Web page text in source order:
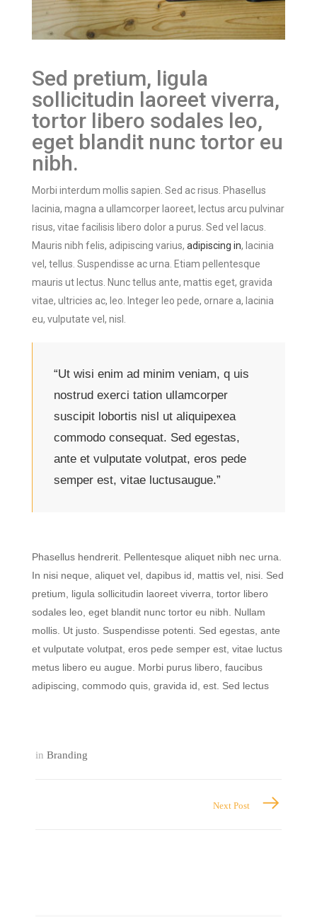
Sed pretium, ligula
sollicitudin laoreet viverra,
tortor libero sodales leo,
eget blandit nunc tortor eu
nibh.
Morbi interdum mollis sapien. Sed ac risus. Phasellus
lacinia, magna a ullamcorper laoreet, lectus arcu pulvinar
risus, vitae facilisis libero dolor a purus. Sed vel lacus.
Mauris nibh felis, adipiscing varius, adipiscing in, lacinia
vel, tellus. Suspendisse ac urna. Etiam pellentesque
mauris ut lectus. Nunc tellus ante, mattis eget, gravida
vitae, ultricies ac, leo. Integer leo pede, ornare a, lacinia
eu, vulputate vel, nisl.
“Ut wisi enim ad minim veniam, q uis
nostrud exerci tation ullamcorper
suscipit lobortis nisl ut aliquipexea
commodo consequat. Sed egestas,
ante et vulputate volutpat, eros pede
semper est, vitae luctusaugue.”
Phasellus hendrerit. Pellentesque aliquet nibh nec urna.
In nisi neque, aliquet vel, dapibus id, mattis vel, nisi. Sed
pretium, ligula sollicitudin laoreet viverra, tortor libero
sodales leo, eget blandit nunc tortor eu nibh. Nullam
mollis. Ut justo. Suspendisse potenti. Sed egestas, ante
et vulputate volutpat, eros pede semper est, vitae luctus
metus libero eu augue. Morbi purus libero, faucibus
adipiscing, commodo quis, gravida id, est. Sed lectus
in Branding
Next Post